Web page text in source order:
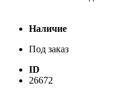
Наличие
Под заказ
ID
26672